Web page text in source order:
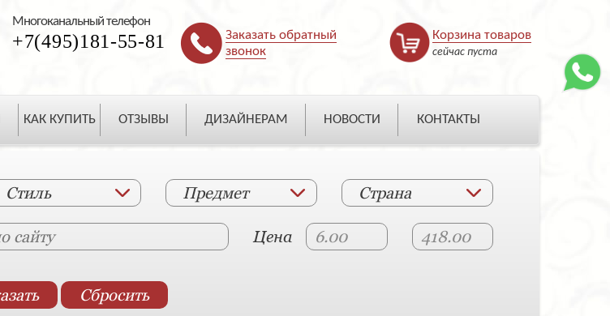
Многоканальный телефон
+7(495)181-55-81
Заказать обратный
звонок
Корзина товаров
сейчас пуста
КАК КУПИТЬ ОТЗЫВЫ ДИЗАЙНЕРАМ НОВОСТИ КОНТАКТЫ
Стиль Предмет Страна
Цена